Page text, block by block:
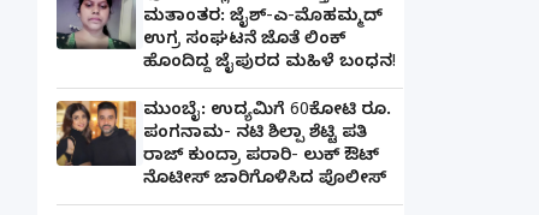
ಮತಾಂತರ: ಜೈಶ್-ಎ-ಮೊಹಮ್ಮದ್
ಉಗ್ರ ಸಂಘಟನೆ ಜೊತೆ ಲಿಂಕ್
ಹೊಂದಿದ್ದ ಜೈಪುರದ ಮಹಿಳೆ ಬಂಧನ!
ಮುಂಬೈ: ಉದ್ಯಮಿಗೆ 60ಕೋಟಿ ರೂ.
ಪಂಗನಾಮ- ನಟಿ ಶಿಲ್ಪಾ ಶೆಟ್ಟಿ ಪತಿ
ರಾಜ್ ಕುಂದ್ರಾ ಪರಾರಿ- ಲುಕ್ ಔಟ್
ನೊಟೀಸ್ ಜಾರಿಗೊಳಿಸಿದ ಪೊಲೀಸ್